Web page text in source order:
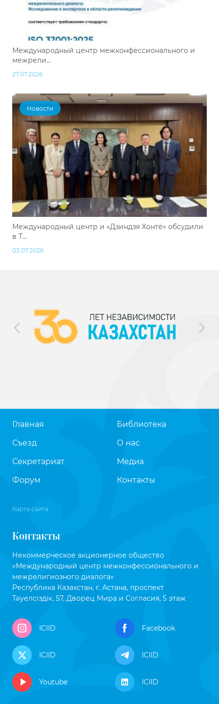
Международный центр межконфессионального и
межрели...
27.07.2026
Новости
Международный центр и «Дзиндзя Хонтё» обсудили
в Т...
03.07.2026
Главная
Съезд
Секретариат
Форум
Библиотека
О нас
Медиа
Контакты
Карта сайта
Контакты
Некоммерческое акционерное общество
«Международный центр межконфессионального и
межрелигиозного диалога»
Республика Казахстан, г. Астана, проспект
Тәуелсіздік, 57, Дворец Мира и Согласия, 5 этаж
ICIID Facebook
ICIID ICIID
Youtube ICIID